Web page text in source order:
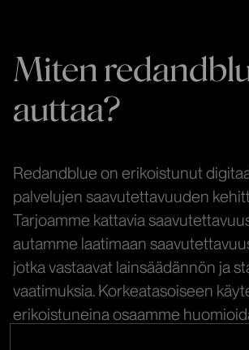
Miten
auttaa?
Redandblue on erikoistunut
palvelujen saavutettavuuden
Tarjoamme kattavia
autamme laatimaan
jotka vastaavat lainsäädännön ja
vaatimuksia. Korkeatasoiseen
erikoistuneina osaamme